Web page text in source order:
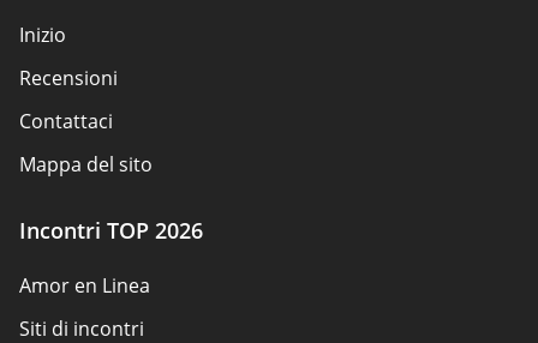
Inizio
Recensioni
Contattaci
Mappa del sito
Incontri TOP 2026
Amor en Linea
Siti di incontri